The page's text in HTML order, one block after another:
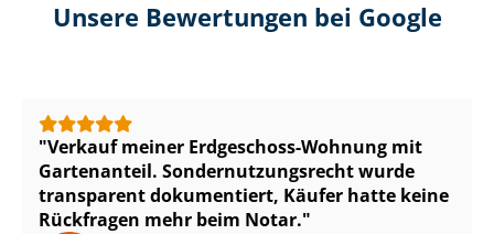
Unsere Bewertungen bei Google
Verkauf meiner Erdgeschoss-Wohnung mit
Gartenanteil. Son­der­nut­zungs­recht wurde
transparent dokumentiert, Käufer hatte keine
Rückfragen mehr beim Notar.